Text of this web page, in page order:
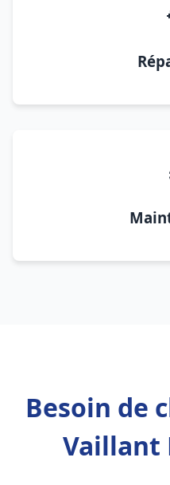
Besoin de
Vaillant